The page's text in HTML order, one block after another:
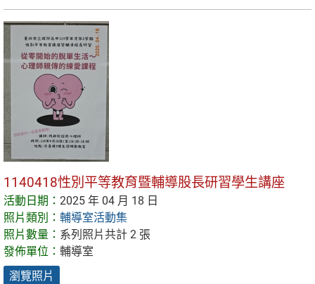
1140418性別平等教育暨輔導股長研習學生講座
活動日期： 2025 年 04 月 18 日
照片類別： 輔導室活動集
照片數量： 系列照片共計 2 張
發佈單位： 輔導室
瀏覽照片